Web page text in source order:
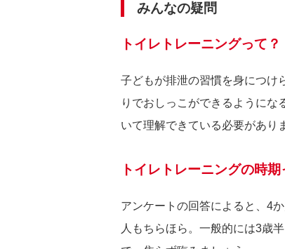
みんなの疑問
トイレトレーニングって？
子どもが排泄の習慣を身につけ
りでおしっこができるようにな
いて理解できている必要があり
トイレトレーニングの時期
アンケートの回答によると、4
人もちらほら。一般的には3歳